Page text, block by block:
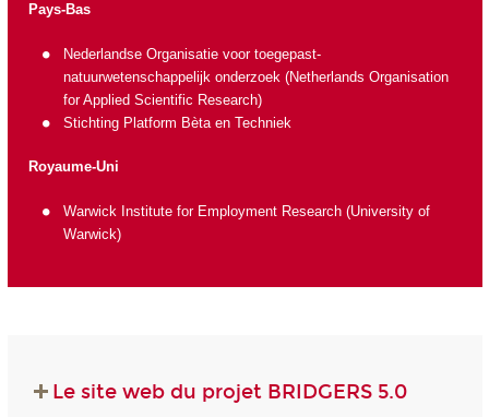
Pays-Bas
Nederlandse Organisatie voor toegepast-
natuurwetenschappelijk onderzoek (Netherlands Organisation
for Applied Scientific Research)
Stichting Platform Bèta en Techniek
Royaume-Uni
Warwick Institute for Employment Research (University of
Warwick)
Le site web du projet BRIDGERS 5.0